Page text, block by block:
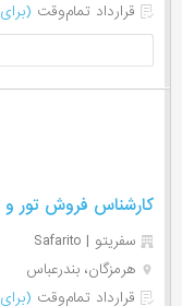
قرارداد تمام‌وقت
کارشناس فروش تور و
سفریتو | Safarito
هرمزگان، بندرعباس
قرارداد تمام‌وقت